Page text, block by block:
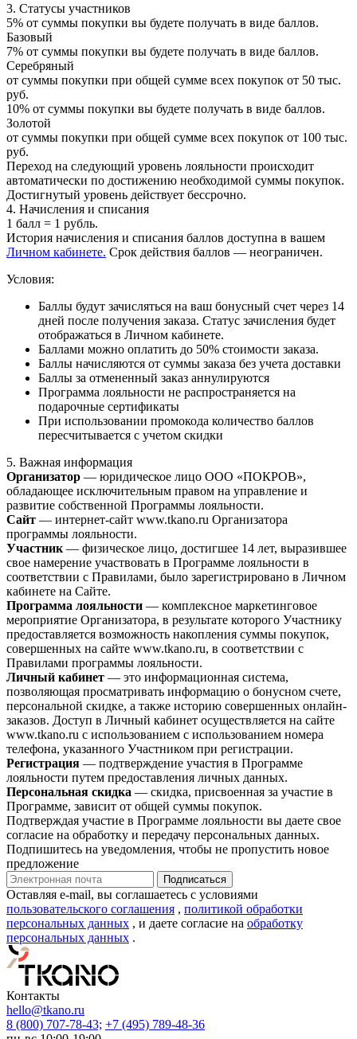
3. Статусы участников
5% от суммы покупки вы будете получать в виде баллов.
Базовый
7% от суммы покупки вы будете получать в виде баллов.
Серебряный
от суммы покупки при общей сумме всех покупок от 50 тыс.
руб.
10% от суммы покупки вы будете получать в виде баллов.
Золотой
от суммы покупки при общей сумме всех покупок от 100 тыс.
руб.
Переход на следующий уровень лояльности происходит
автоматически по достижению необходимой суммы покупок.
Достигнутый уровень действует бессрочно.
4. Начисления и списания
1 балл = 1 рубль.
История начисления и списания баллов доступна в вашем
Личном кабинете. Срок действия баллов — неограничен.
Условия:
Баллы будут зачисляться на ваш бонусный счет через 14
дней после получения заказа. Статус зачисления будет
отображаться в Личном кабинете.
Баллами можно оплатить до 50% стоимости заказа.
Баллы начисляются от суммы заказа без учета доставки
Баллы за отмененный заказ аннулируются
Программа лояльности не распространяется на
подарочные сертификаты
При использовании промокода количество баллов
пересчитывается с учетом скидки
5. Важная информация
Организатор — юридическое лицо ООО «ПОКРОВ»,
обладающее исключительным правом на управление и
развитие собственной Программы лояльности.
Сайт — интернет-сайт www.tkano.ru Организатора
программы лояльности.
Участник — физическое лицо, достигшее 14 лет, выразившее
свое намерение участвовать в Программе лояльности в
соответствии с Правилами, было зарегистрировано в Личном
кабинете на Сайте.
Программа лояльности — комплексное маркетинговое
мероприятие Организатора, в результате которого Участнику
предоставляется возможность накопления суммы покупок,
совершенных на сайте www.tkano.ru, в соответствии с
Правилами программы лояльности.
Личный кабинет — это информационная система,
позволяющая просматривать информацию о бонусном счете,
персональной скидке, а также историю совершенных онлайн-
заказов. Доступ в Личный кабинет осуществляется на сайте
www.tkano.ru с использованием с использованием номера
телефона, указанного Участником при регистрации.
Регистрация — подтверждение участия в Программе
лояльности путем предоставления личных данных.
Персональная скидка — скидка, присвоенная за участие в
Программе, зависит от общей суммы покупок.
Подтверждая участие в Программе лояльности вы даете свое
согласие на обработку и передачу персональных данных.
Подпишитесь на уведомления, чтобы не пропустить новое
предложение
Оставляя e-mail, вы соглашаетесь с условиями
пользовательского соглашения , политикой обработки
персональных данных , и даете согласие на обработку
персональных данных .
Контакты
hello@tkano.ru
8 (800) 707-78-43; +7 (495) 789-48-36